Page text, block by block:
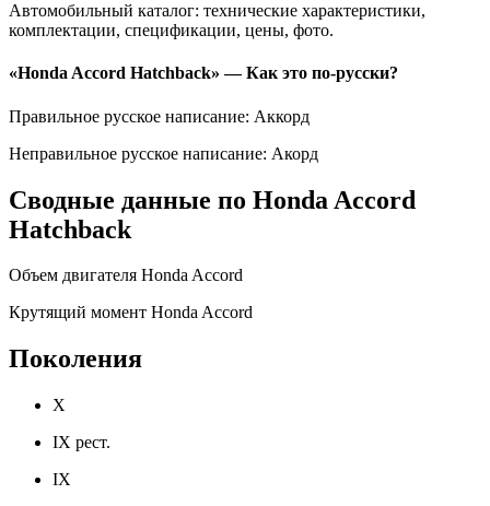
Автомобильный каталог: технические характеристики,
комплектации, спецификации, цены, фото.
«Honda Accord Hatchback» — Как это по-русски?
Правильное русское написание: Аккорд
Неправильное русское написание: Акорд
Сводные данные по Honda Accord
Hatchback
Объем двигателя Honda Accord
Крутящий момент Honda Accord
Поколения
X
IX рест.
IX